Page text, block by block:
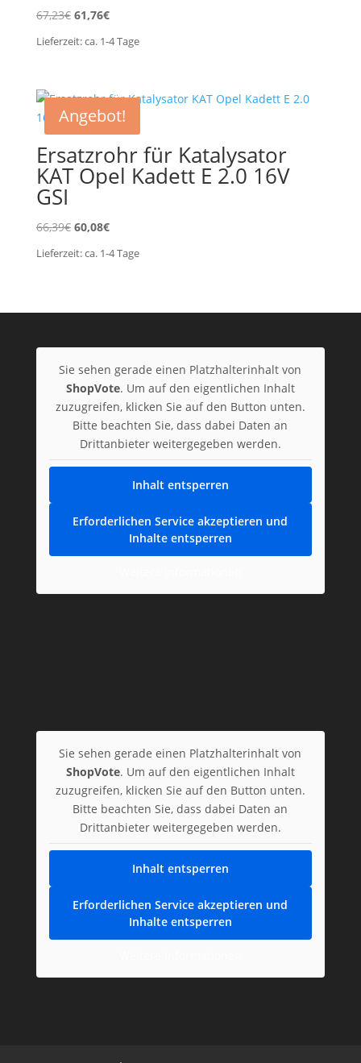
67,23€ Ursprünglicher
61,76€Aktueller
Lieferzeit:ca. 1-4Tage
Angebot!
Ersatzrohr für Katalysator
KAT Opel Kadett E 2.0 16V
GSI
66,39€ Ursprünglicher
60,08€Aktueller
Lieferzeit:ca. 1-4Tage
Sie sehen gerade einen Platzhalterinhalt von
ShopVote. Um auf den eigentlichen Inhalt
zuzugreifen, klicken Sie auf den Button unten.
Bitte beachten Sie, dass dabei Daten an
Drittanbieter weitergegeben werden.
Inhalt entsperren
Erforderlichen Service akzeptieren und
Inhalte entsperren
Sie sehen gerade einen Platzhalterinhalt von
ShopVote. Um auf den eigentlichen Inhalt
zuzugreifen, klicken Sie auf den Button unten.
Bitte beachten Sie, dass dabei Daten an
Drittanbieter weitergegeben werden.
Inhalt entsperren
Erforderlichen Service akzeptieren und
Inhalte entsperren